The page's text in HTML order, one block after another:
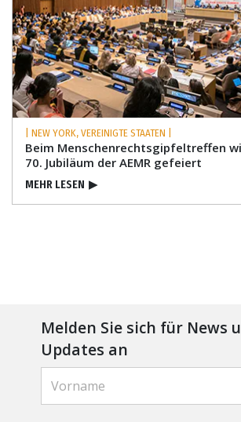
| NEW YORK, VEREINIGTE STAATEN |
Beim Menschenrechts­gipfeltreffen
70. Jubiläum der AEMR gefeiert
MEHR LESEN ▶
Melden Sie sich für News
Updates an